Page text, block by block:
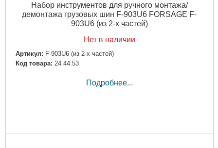
Набор инструментов для ручного монтажа/
демонтажа грузовых шин F-903U6 FORSAGE F-
903U6 (из 2-х частей)
Нет в наличии
Артикул: F-903U6 (из 2-х частей)
Код товара: 24.44.53
Подробнее...